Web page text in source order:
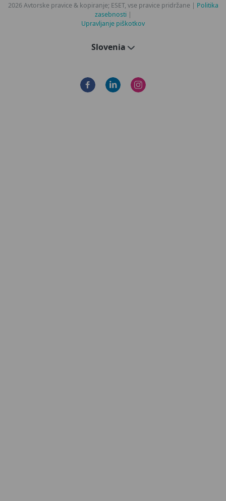
2026 Avtorske pravice & kopiranje; ESET, vse pravice pridržane | Politika
zasebnosti |
Upravljanje piškotkov
Slovenia